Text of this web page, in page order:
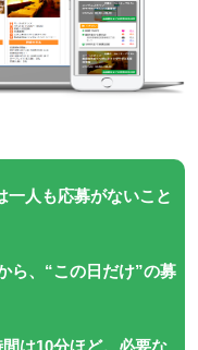
一人も応募がないこと
ら、“この日だけ”の募
は10分ほど。必要な